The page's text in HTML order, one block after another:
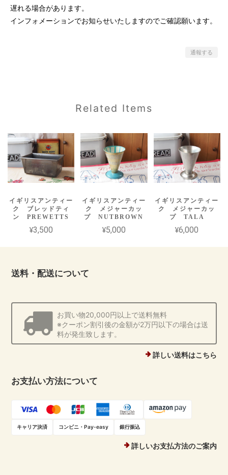
遅れる場合があります。
インフォメーションでお知らせいたしますのでご確認願います。
通報する
Related Items
イギリスアンティー
ク ブレッドティ
ン PREWETTS
¥3,500
イギリスアンティー
ク メジャーカッ
プ NUTBROWN
¥5,000
イギリスアンティー
ク メジャーカッ
プ TALA
¥6,000
送料・配送について
お買い物20,000円以上で送料無料
※クーポン割引後の金額が2万円以下の場合は送
料が発生致します。
詳しい送料はこちら
お支払い方法について
キャリア決済 コンビニ・Pay-easy 銀行振込
詳しいお支払方法のご案内